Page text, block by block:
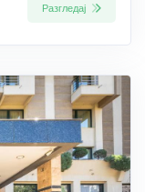
Разгледај